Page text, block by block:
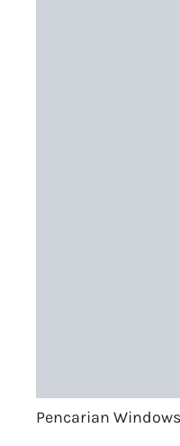
Pencarian Windows